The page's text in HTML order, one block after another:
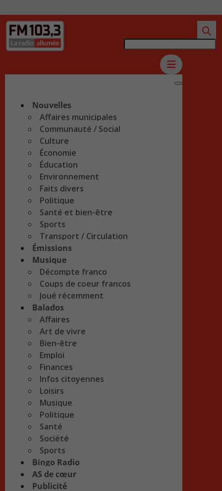
Nouvelles
Affaires municipales
Communauté / Social
Culture
Économie
Éducation
Environnement
Faits divers
Politique
Santé et bien-être
Sports
Transport / Circulation
Émissions
Musique
Décompte franco
Coups de coeur francos
Joué récemment
Balados
Affaires
Art de vivre
Bien-être
Emploi
Finances
Infos citoyennes
Loisirs
Musique
Politique
Santé
Société
Sports
Bingo Radio
AS de cœur
Publicité